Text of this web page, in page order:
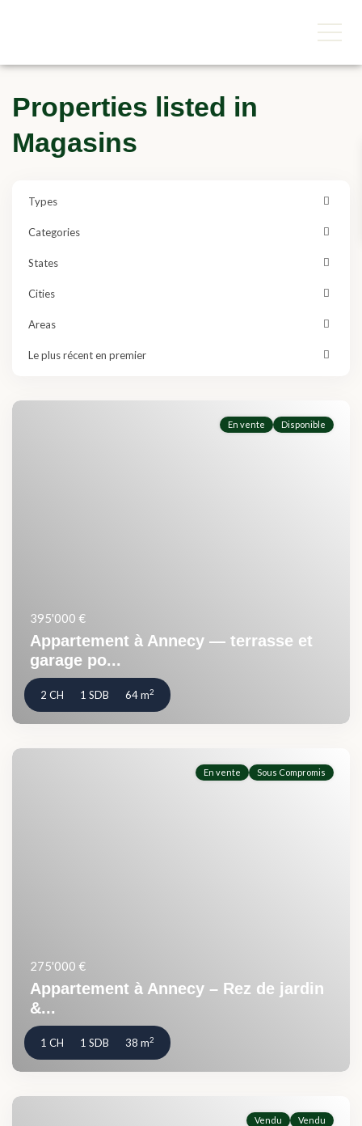
Properties listed in
Magasins
Types
Categories
States
Cities
Areas
Le plus récent en premier
En vente Disponible
395'000 €
Appartement à Annecy — terrasse et
garage po...
2 CH 1 SDB 64 m2
En vente Sous Compromis
275'000 €
Appartement à Annecy – Rez de jardin
&...
1 CH 1 SDB 38 m2
Vendu Vendu